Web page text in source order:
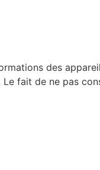
des
fait de ne pas